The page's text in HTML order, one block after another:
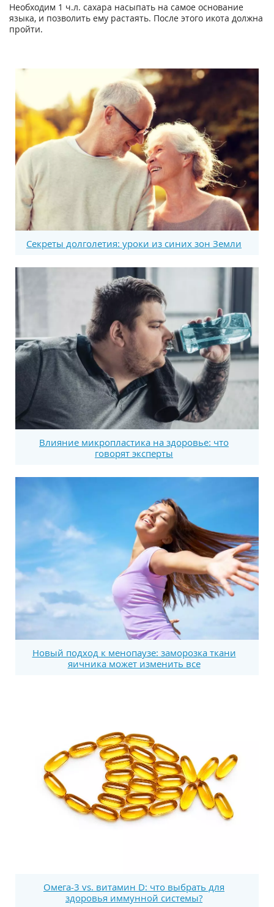
Необходим 1 ч.л. сахара насыпать на самое основание
языка, и позволить ему растаять. После этого икота должна
пройти.
Секреты долголетия: уроки из синих зон Земли
Влияние микропластика на здоровье: что
говорят эксперты
Новый подход к менопаузе: заморозка ткани
яичника может изменить все
Омега-3 vs. витамин D: что выбрать для
здоровья иммунной системы?